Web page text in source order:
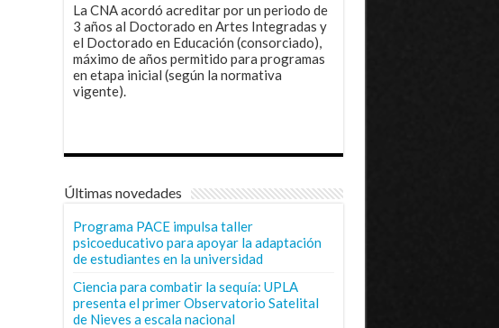
La CNA acordó acreditar por un periodo de
3 años al Doctorado en Artes Integradas y
el Doctorado en Educación (consorciado),
máximo de años permitido para programas
en etapa inicial (según la normativa
vigente).
Últimas novedades
Programa PACE impulsa taller
psicoeducativo para apoyar la adaptación
de estudiantes en la universidad
Ciencia para combatir la sequía: UPLA
presenta el primer Observatorio Satelital
de Nieves a escala nacional